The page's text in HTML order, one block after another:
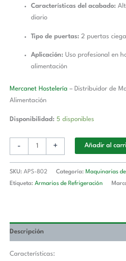
Características del acabado:
diario
Tipo de puertas: 2 puertas
Aplicación: Uso profesional en
alimentación
Mercanet Hostelería – Distribuidor de
Alimentación
Disponibilidad: 5 disponibles
- + Añadir al
SKU: APS-802 Categoría: Maquinarias
Etiqueta: Armarios de Refrigeración
Descripción
Características: